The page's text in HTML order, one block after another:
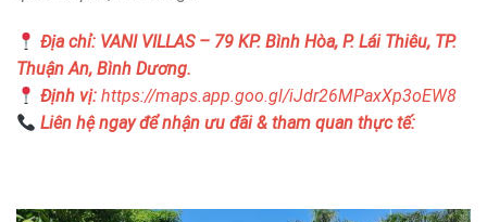
Địa chỉ: VANI VILLAS – 79 KP. Bình Hòa, P. Lái Thiêu, TP.
Thuận An, Bình Dương.
Định vị: https://maps.app.goo.gl/iJdr26MPaxXp3oEW8
Liên hệ ngay để nhận ưu đãi & tham quan thực tế: